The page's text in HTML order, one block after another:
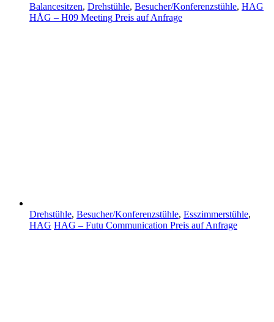
Balancesitzen, Drehstühle, Besucher/Konferenzstühle, HAG
HÅG – H09 Meeting Preis auf Anfrage
Drehstühle, Besucher/Konferenzstühle, Esszimmerstühle,
HAG HAG – Futu Communication Preis auf Anfrage